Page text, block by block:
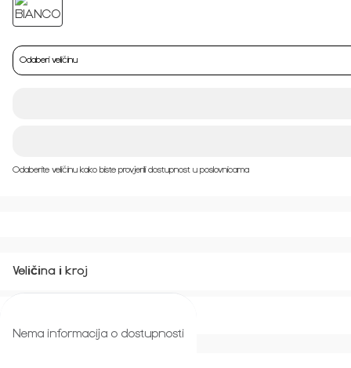
Nema informacija o dostupnosti
Odaberi veličinu
Odaberite veličinu kako biste provjerili dostupnost u poslovnicama
Veličina i kroj